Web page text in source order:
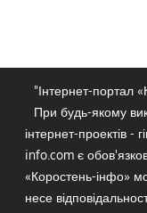
"Інтернет-портал
При будь-якому
інтернет-проектів
info.com є
«Коростень-інфо»
несе